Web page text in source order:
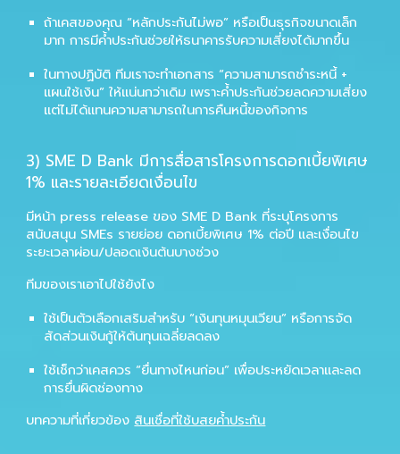
ถ้าเคสของคุณ “หลักประกันไม่พอ” หรือเป็นธุรกิจขนาดเล็ก
มาก การมีค้ำประกันช่วยให้ธนาคารรับความเสี่ยงได้มากขึ้น
ในทางปฏิบัติ ทีมเราจะทำเอกสาร “ความสามารถชำระหนี้ +
แผนใช้เงิน” ให้แน่นกว่าเดิม เพราะค้ำประกันช่วยลดความเสี่ยง
แต่ไม่ได้แทนความสามารถในการคืนหนี้ของกิจการ
3) SME D Bank มีการสื่อสารโครงการดอกเบี้ยพิเศษ
1% และรายละเอียดเงื่อนไข
มีหน้า press release ของ SME D Bank ที่ระบุโครงการ
สนับสนุน SMEs รายย่อย ดอกเบี้ยพิเศษ 1% ต่อปี และเงื่อนไข
ระยะเวลาผ่อน/ปลอดเงินต้นบางช่วง
ทีมของเราเอาไปใช้ยังไง
ใช้เป็นตัวเลือกเสริมสำหรับ “เงินทุนหมุนเวียน” หรือการจัด
สัดส่วนเงินกู้ให้ต้นทุนเฉลี่ยลดลง
ใช้เช็กว่าเคสควร “ยื่นทางไหนก่อน” เพื่อประหยัดเวลาและลด
การยื่นผิดช่องทาง
บทความที่เกี่ยวข้อง สินเชื่อที่ใช้บสยค้ำประกัน